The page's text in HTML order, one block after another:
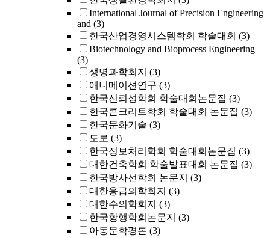
International Journal of Precision Engineering
and (3)
한국산업경영시스템학회 학술대회 (3)
Biotechnology and Bioprocess Engineering
(3)
생명과학회지 (3)
애니메이션연구 (3)
한국신뢰성학회 학술대회논문집 (3)
한국콘크리트학회 학술대회 논문집 (3)
한국문화기술 (3)
도로 (3)
한국정보처리학회 학술대회논문집 (3)
대한건축학회 학술발표대회 논문집 (3)
한국방사선학회 논문지 (3)
대한응급의학회지 (3)
대한수의학회지 (3)
한국항행학회논문지 (3)
아동문학평론 (3)